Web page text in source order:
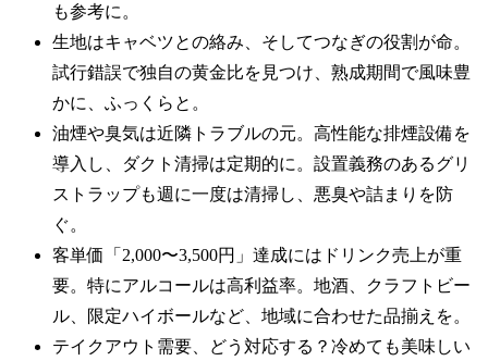
も参考に。
生地はキャベツとの絡み、そしてつなぎの役割が命。
試行錯誤で独自の黄金比を見つけ、熟成期間で風味豊
かに、ふっくらと。
油煙や臭気は近隣トラブルの元。高性能な排煙設備を
導入し、ダクト清掃は定期的に。設置義務のあるグリ
ストラップも週に一度は清掃し、悪臭や詰まりを防
ぐ。
客単価「2,000〜3,500円」達成にはドリンク売上が重
要。特にアルコールは高利益率。地酒、クラフトビー
ル、限定ハイボールなど、地域に合わせた品揃えを。
テイクアウト需要、どう対応する？冷めても美味しい